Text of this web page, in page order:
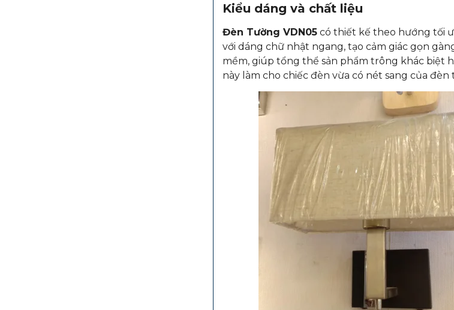
Kiểu dáng và chất liệu
Đèn Tường VDN05có thiết kế theo hướng tối
với dáng chữ nhật ngang, tạo cảm giác gọn
mềm, giúp tổng thể sản phẩm trông khác biệt
này làm cho chiếc đèn vừa có nét sang của